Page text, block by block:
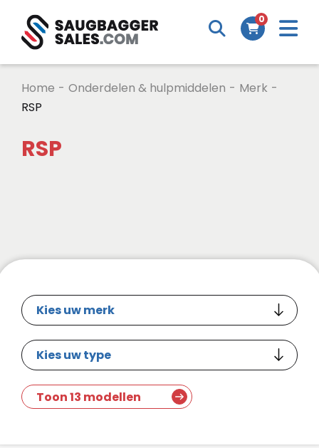
0
Home - Onderdelen & hulpmiddelen - Merk -
RSP
RSP
Toon 13 modellen